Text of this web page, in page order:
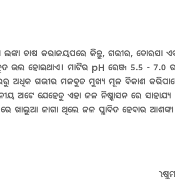
ଚାଷ କରାଜୟପରେ କିନ୍ତୁ, ଗଭୀର, ଦୋରସା
ଭଲ ହୋଇଥାଏ। ମାଟିର pH ରେଞ୍ଜ 5.5 - 7.0
ଅଧିକ ଗଭୀର ମଜବୁତ ମୁଖ୍ୟ ମୂଳ ବିକାଶ
ଅଟେ ଯେହେତୁ ଏହା ଜଳ ନିଷ୍କାସନ ରେ ସାହାଯ୍ୟ
ଖାଲୁଆ ଜାଗା ଥିଲେ ଜଳ ପ୍ଳାବିତ ହେବାର ଆଶଙ୍କା
ପରିସ୍ଥିତି ମଧ୍ୟରେ ଖରାଟିଆ ପାଗ ଥିବା ଜମି, ଉଷୁମ